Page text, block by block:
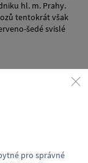
hl. m. Prahy.
tentokrát však
šedé svislé
pro správné